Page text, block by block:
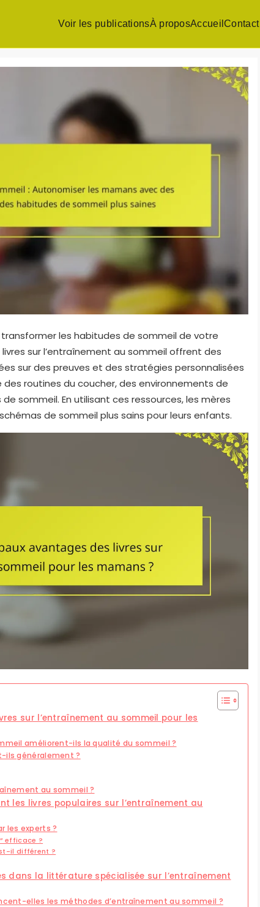
Voir les publicationsÀ proposAccueilContact
les habitudes de sommeil de votre
sur l’entraînement au sommeil offrent des
sur des preuves et des stratégies personnalisées
routines du coucher, des environnements de
sommeil. En utilisant ces ressources, les mères
de sommeil plus sains pour leurs enfants.
sur l’entraînement au sommeil pour les
améliorent-ils la qualité du sommeil ?
ils généralement ?
au sommeil ?
les livres populaires sur l’entraînement au
les experts ?
efficace ?
il différent ?
dans la littérature spécialisée sur l’entraînement
elles les méthodes d’entraînement au sommeil ?